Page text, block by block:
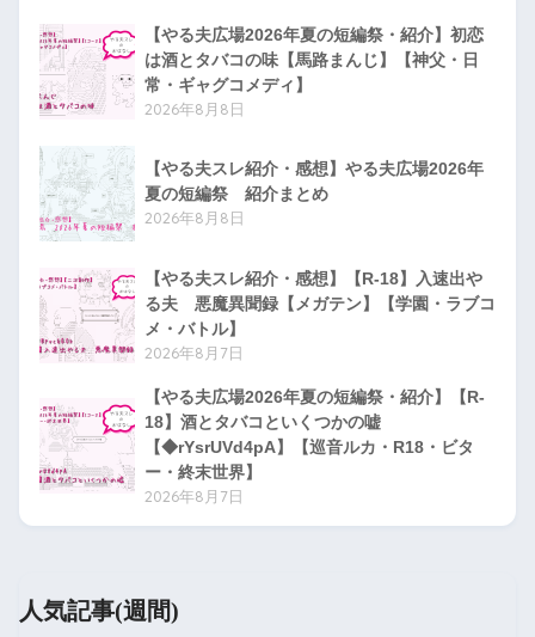
【やる夫広場2026年夏の短編祭・紹介】初恋
は酒とタバコの味【馬路まんじ】【神父・日
常・ギャグコメディ】
2026年8月8日
【やる夫スレ紹介・感想】やる夫広場2026年
夏の短編祭 紹介まとめ
2026年8月8日
【やる夫スレ紹介・感想】【R-18】入速出や
る夫 悪魔異聞録【メガテン】【学園・ラブコ
メ・バトル】
2026年8月7日
【やる夫広場2026年夏の短編祭・紹介】【R-
18】酒とタバコといくつかの嘘
【◆rYsrUVd4pA】【巡音ルカ・R18・ビタ
ー・終末世界】
2026年8月7日
人気記事(週間)